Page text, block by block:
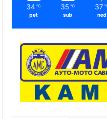
34 ℃
pet
35 ℃
sub
37
ned